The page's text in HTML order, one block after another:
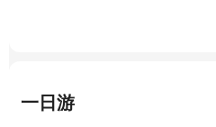
一日游